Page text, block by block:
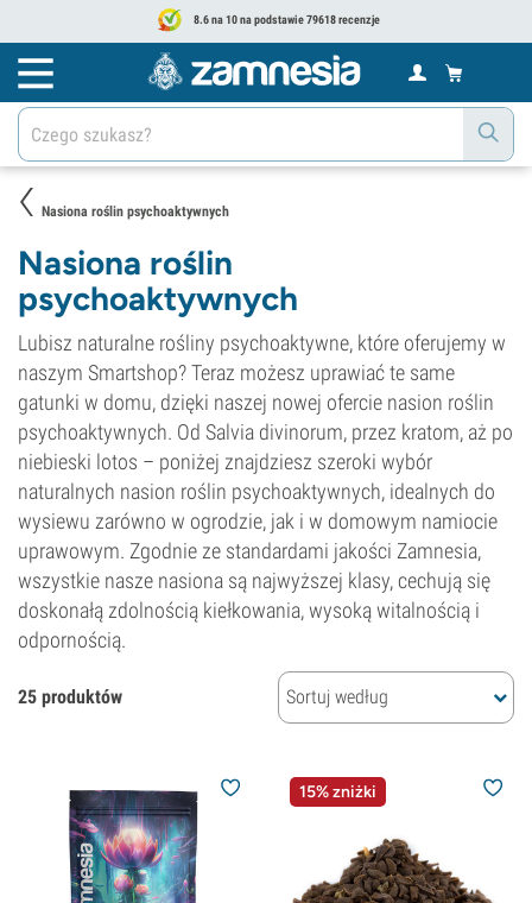
8.6 na 10 na podstawie 79618 recenzje
Nasiona roślin psychoaktywnych
Nasiona roślin
psychoaktywnych
Lubisz naturalne rośliny psychoaktywne, które oferujemy w
naszym Smartshop? Teraz możesz uprawiać te same
gatunki w domu, dzięki naszej nowej ofercie nasion roślin
psychoaktywnych. Od Salvia divinorum, przez kratom, aż po
niebieski lotos – poniżej znajdziesz szeroki wybór
naturalnych nasion roślin psychoaktywnych, idealnych do
wysiewu zarówno w ogrodzie, jak i w domowym namiocie
uprawowym. Zgodnie ze standardami jakości Zamnesia,
wszystkie nasze nasiona są najwyższej klasy, cechują się
doskonałą zdolnością kiełkowania, wysoką witalnością i
odpornością.
25 produktów Sortuj według
15% zniżki